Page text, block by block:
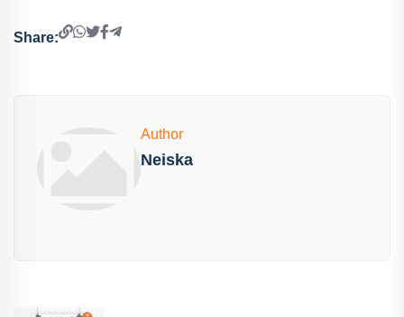
Share:
Author
Neiska